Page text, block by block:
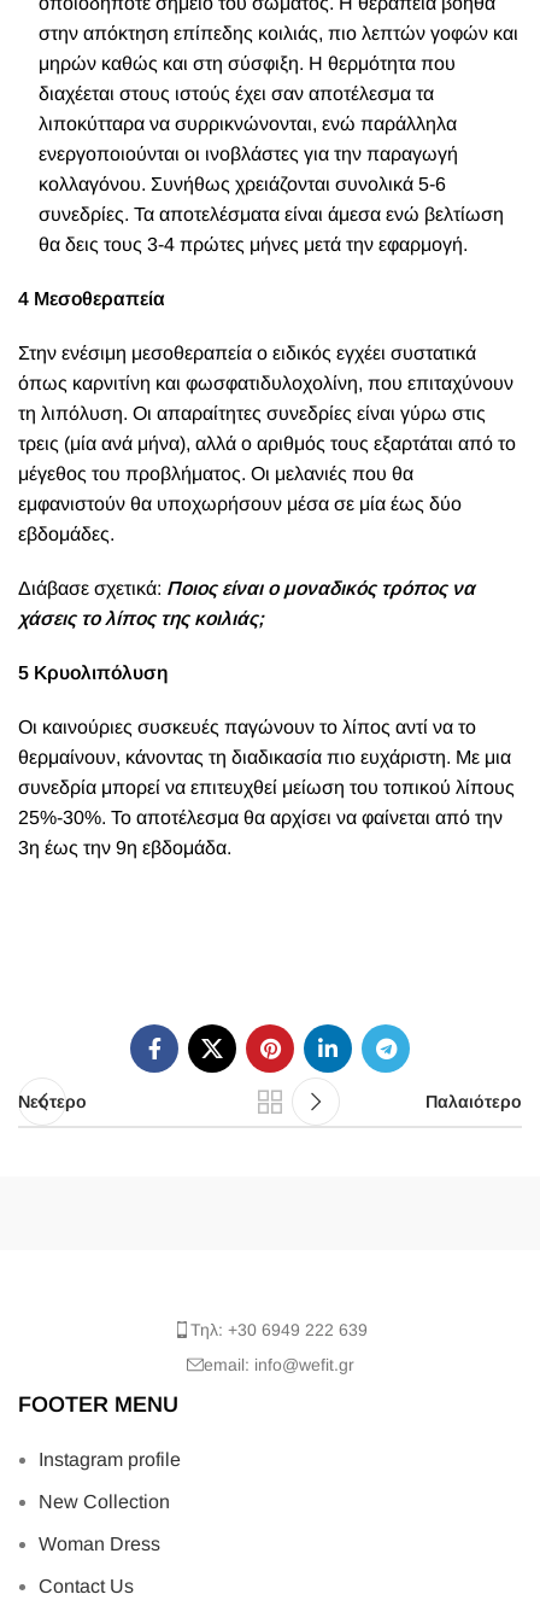
στην απόκτηση επίπεδης κοιλιάς, πιο λεπτών γοφών και
μηρών καθώς και στη σύσφιξη. Η θερμότητα που
διαχέεται στους ιστούς έχει σαν αποτέλεσμα τα
λιποκύτταρα να συρρικνώνονται, ενώ παράλληλα
ενεργοποιούνται οι ινοβλάστες για την παραγωγή
κολλαγόνου. Συνήθως χρειάζονται συνολικά 5-6
συνεδρίες. Τα αποτελέσματα είναι άμεσα ενώ βελτίωση
θα δεις τους 3-4 πρώτες μήνες μετά την εφαρμογή.
4 Μεσοθεραπεία
Στην ενέσιμη μεσοθεραπεία ο ειδικός εγχέει συστατικά
όπως καρνιτίνη και φωσφατιδυλοχολίνη, που επιταχύνουν
τη λιπόλυση. Οι απαραίτητες συνεδρίες είναι γύρω στις
τρεις (μία ανά μήνα), αλλά ο αριθμός τους εξαρτάται από το
μέγεθος του προβλήματος. Οι μελανιές που θα
εμφανιστούν θα υποχωρήσουν μέσα σε μία έως δύο
εβδομάδες.
Διάβασε σχετικά: Ποιος είναι ο μοναδικός τρόπος να
χάσεις το λίπος της κοιλιάς;
5 Κρυολιπόλυση
Οι καινούριες συσκευές παγώνουν το λίπος αντί να το
θερμαίνουν, κάνοντας τη διαδικασία πιο ευχάριστη. Με μια
συνεδρία μπορεί να επιτευχθεί μείωση του τοπικού λίπους
25%-30%. Το αποτέλεσμα θα αρχίσει να φαίνεται από την
3η έως την 9η εβδομάδα.
Νεότερο Παλαιότερο
Τηλ: +30 6949 222 639
email: info@wefit.gr
FOOTER MENU
Instagram profile
New Collection
Woman Dress
Contact Us